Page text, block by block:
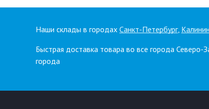
Наши склады в городах Санкт-Петербург,
Быстрая доставка товара во все города
города